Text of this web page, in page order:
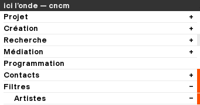
ici l’onde — cncm
Projet
Ligne artistique
Concerts, résidences, médiation
Lieu
Historique
Création
Résidences artistiques
Les nouvelles ondes
Recherche
Recherche et développement
Laboratoires du sonore
Journées professionnelles
Médiation
La médiation au cœur du projet
Action culturelle
Enseignement supérieur
Ressources médias
Programmation
Contacts
Équipe
Nous suivre
Filtres
Artistes